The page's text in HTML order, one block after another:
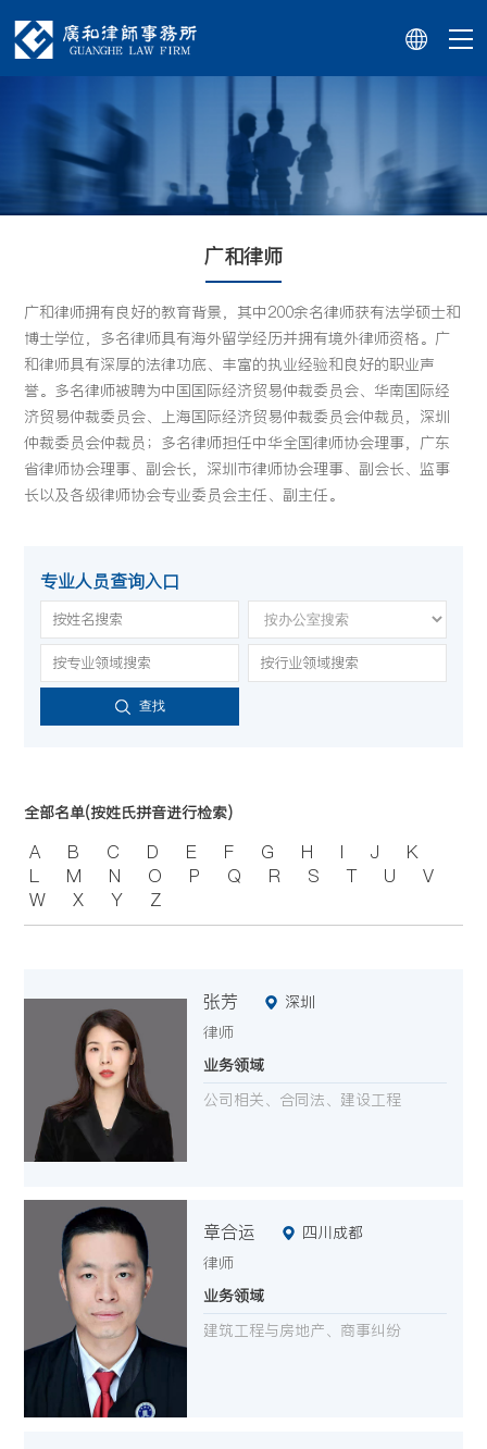
广和律师
广和律师拥有良好的教育背景，其中200余名律师获有法学硕士和
博士学位，多名律师具有海外留学经历并拥有境外律师资格。广
和律师具有深厚的法律功底、丰富的执业经验和良好的职业声
誉。多名律师被聘为中国国际经济贸易仲裁委员会、华南国际经
济贸易仲裁委员会、上海国际经济贸易仲裁委员会仲裁员，深圳
仲裁委员会仲裁员；多名律师担任中华全国律师协会理事，广东
省律师协会理事、副会长，深圳市律师协会理事、副会长、监事
长以及各级律师协会专业委员会主任、副主任。
专业人员查询入口
查找
全部名单(按姓氏拼音进行检索)
A B C D E F G H I J
K
L
M N O P Q R S T U
V
W
X Y Z
张芳
深圳
律师
业务领域
公司相关、合同法、建设工程
章合运
四川成都
律师
业务领域
建筑工程与房地产、商事纠纷